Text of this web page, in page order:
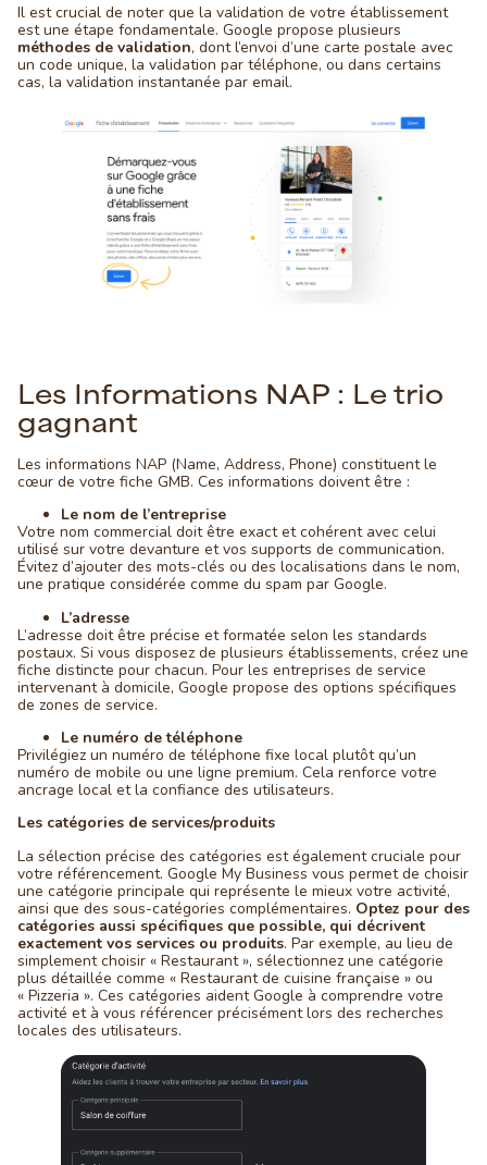
Il est crucial de noter que la validation de votre établissement
est une étape fondamentale. Google propose plusieurs
méthodes de validation, dont l’envoi d’une carte postale avec
un code unique, la validation par téléphone, ou dans certains
cas, la validation instantanée par email.
Les Informations NAP : Le trio
gagnant
Les informations NAP (Name, Address, Phone) constituent le
cœur de votre fiche GMB. Ces informations doivent être :
Le nom de l’entreprise
Votre nom commercial doit être exact et cohérent avec celui
utilisé sur votre devanture et vos supports de communication.
Évitez d’ajouter des mots-clés ou des localisations dans le nom,
une pratique considérée comme du spam par Google.
L’adresse
L’adresse doit être précise et formatée selon les standards
postaux. Si vous disposez de plusieurs établissements, créez une
fiche distincte pour chacun. Pour les entreprises de service
intervenant à domicile, Google propose des options spécifiques
de zones de service.
Le numéro de téléphone
Privilégiez un numéro de téléphone fixe local plutôt qu’un
numéro de mobile ou une ligne premium. Cela renforce votre
ancrage local et la confiance des utilisateurs.
Les catégories de services/produits
La sélection précise des catégories est également cruciale pour
votre référencement. Google My Business vous permet de choisir
une catégorie principale qui représente le mieux votre activité,
ainsi que des sous-catégories complémentaires. Optez pour des
catégories aussi spécifiques que possible, qui décrivent
exactement vos services ou produits. Par exemple, au lieu de
simplement choisir « Restaurant », sélectionnez une catégorie
plus détaillée comme « Restaurant de cuisine française » ou
« Pizzeria ». Ces catégories aident Google à comprendre votre
activité et à vous référencer précisément lors des recherches
locales des utilisateurs.